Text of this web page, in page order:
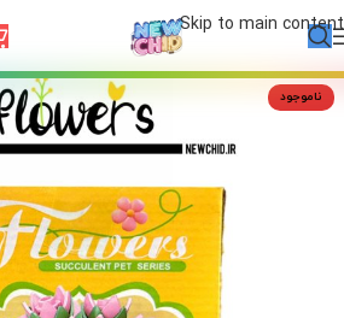
Skip to main content
ناموجود